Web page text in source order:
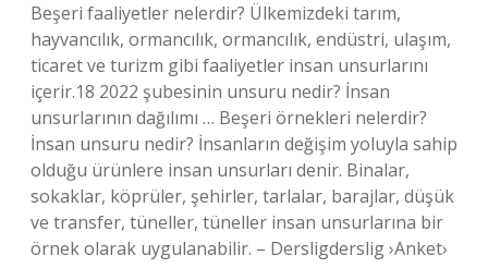
Beşeri faaliyetler nelerdir? Ülkemizdeki tarım,
hayvancılık, ormancılık, ormancılık, endüstri, ulaşım,
ticaret ve turizm gibi faaliyetler insan unsurlarını
içerir.18 2022 şubesinin unsuru nedir? İnsan
unsurlarının dağılımı … Beşeri örnekleri nelerdir?
İnsan unsuru nedir? İnsanların değişim yoluyla sahip
olduğu ürünlere insan unsurları denir. Binalar,
sokaklar, köprüler, şehirler, tarlalar, barajlar, düşük
ve transfer, tüneller, tüneller insan unsurlarına bir
örnek olarak uygulanabilir. – Dersligderslig ›Anket›